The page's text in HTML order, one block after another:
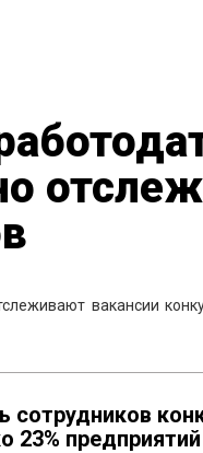
вакансии
сотрудников
23%